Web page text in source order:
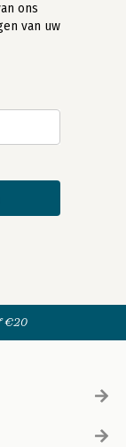
ons
van uw
€20